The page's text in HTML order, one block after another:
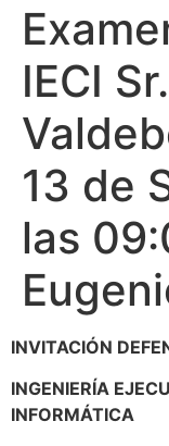
IECI
13 de
las
INVITACIÓN
INGENIERÍA
INFORMÁTICA